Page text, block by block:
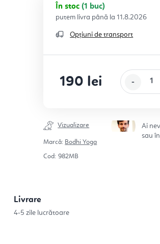
În stoc(1 buc)
11.8.2026
Opțiuni de transport
190 lei
Vizualizare
Marcă: Bodhi Yoga
Cod: 982MB
Ai
sau
Livrare
4-5 zile lucrătoare